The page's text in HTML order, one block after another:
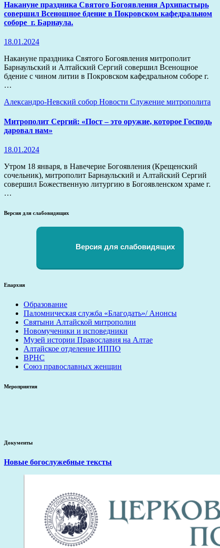
Накануне праздника Святого Богоявления Архипастырь
совершил Всенощное бдение в Покровском кафедральном
соборе г. Барнаула.
18.01.2024
Накануне праздника Святого Богоявления митрополит
Барнаульский и Алтайский Сергий совершил Всенощное
бдение с чином литии в Покровском кафедральном соборе г.
…
Александро-Невский собор Новости Служение митрополита
Митрополит Сергий: «Пост – это оружие, которое Господь
даровал нам»
18.01.2024
Утром 18 января, в Навечерие Богоявления (Крещенский
сочельник), митрополит Барнаульский и Алтайский Сергий
совершил Божественную литургию в Богоявленском храме г.
…
Версия для слабовидящих
Версия для слабовидящих
Епархия
Образование
Паломническая служба «Благодать»/ Анонсы
Святыни Алтайской митрополии
Новомученики и исповедники
Музей истории Православия на Алтае
Алтайское отделение ИППО
ВРНС
Союз православных женщин
Мероприятия
Документы
Новые богослужебные тексты